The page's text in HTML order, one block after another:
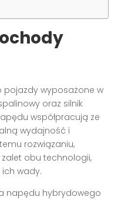
pojazdy wyposażone w
oraz silnik
współpracują ze
wydajność i
rozwiązaniu,
obu technologii,
wady.
napędu hybrydowego